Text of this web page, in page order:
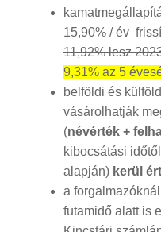
15,90% / év
11,92% lesz
9,31% az 5
belföldi és
vásárolhatják
(névérték +
kibocsátási
alapján) kerül
a
futamidő alatt is